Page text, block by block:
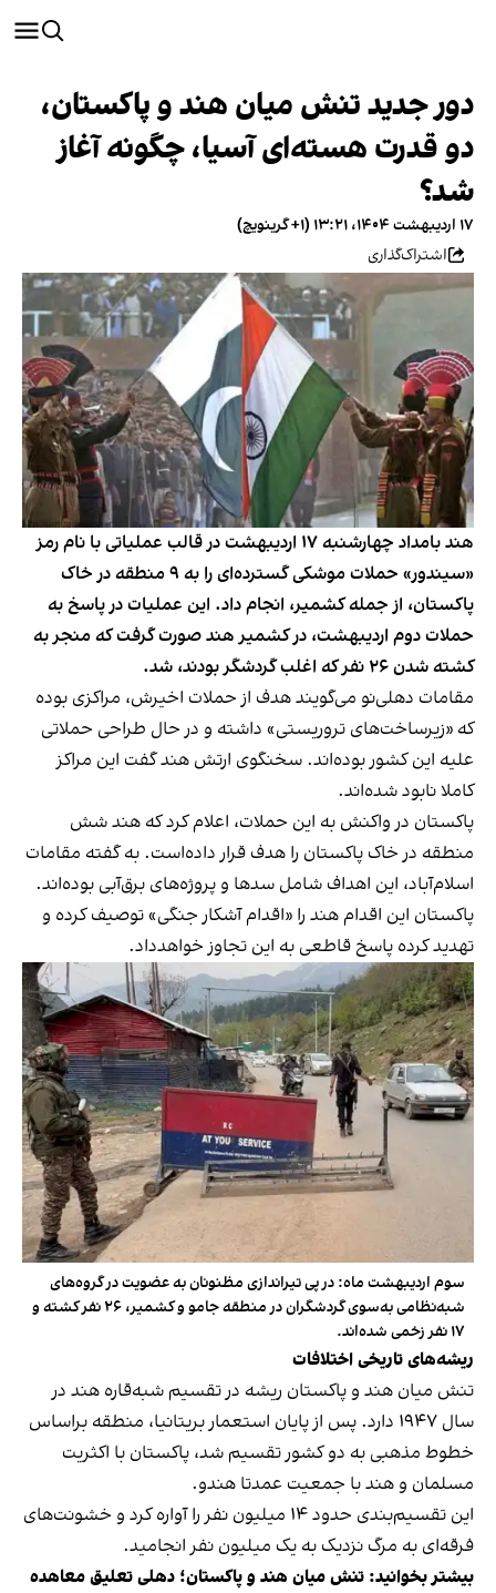
دور جدید تنش‌ میان هند و پاکستان،
دو قدرت هسته‌ای آسیا، چگونه آغاز
شد؟
۱۷ اردیبهشت ۱۴۰۴، ۱۳:۲۱ (‎+۱ گرینویچ)
اشتراک‌گذاری
هند بامداد چهارشنبه ۱۷ اردیبهشت در قالب عملیاتی با نام رمز
«سیندور» حملات موشکی‌ گسترده‌ای را به ۹ منطقه در خاک
پاکستان، از جمله کشمیر، انجام داد. این عملیات در پاسخ به
حملات دوم اردیبهشت، در کشمیر هند صورت گرفت که منجر به
کشته شدن ۲۶ نفر که اغلب گردشگر بودند، شد.
مقامات دهلی‌نو می‌گویند هدف از حملات اخیرش، مراکزی بوده
که «زیرساخت‌های تروریستی» داشته و در حال طراحی حملاتی
علیه این کشور بوده‌اند. سخنگوی ارتش هند گفت این مراکز
کاملا نابود شده‌اند.
پاکستان در واکنش به این حملات، اعلام کرد که هند شش
منطقه در خاک پاکستان را هدف قرار داده‌است. به گفته مقامات
اسلام‌آباد، این اهداف شامل سدها و پروژه‌های برق‌آبی بوده‌اند.
پاکستان این اقدام هند را «اقدام آشکار جنگی» توصیف کرده و
تهدید کرده‌ پاسخ قاطعی به این تجاوز خواهد‌داد.
سوم اردیبهشت ماه: در پی تیراندازی مظنونان به عضویت در گروه‌های
شبه‌نظامی به‌سوی گردشگران در منطقه جامو و کشمیر، ۲۶ نفر کشته و
۱۷ نفر زخمی شده‌اند.
ریشه‌های تاریخی اختلافات
تنش میان هند و پاکستان ریشه در تقسیم شبه‌قاره هند در
سال ۱۹۴۷ دارد. پس از پایان استعمار بریتانیا، منطقه براساس
خطوط مذهبی به دو کشور تقسیم شد، پاکستان با اکثریت
مسلمان و هند با جمعیت عمدتا هندو.
این تقسیم‌بندی حدود ۱۴ میلیون نفر را آواره کرد و خشونت‌های
فرقه‌ای به مرگ نزدیک به یک میلیون نفر انجامید.
بیشتر بخوانید: تنش میان هند و پاکستان؛ دهلی تعلیق معاهده